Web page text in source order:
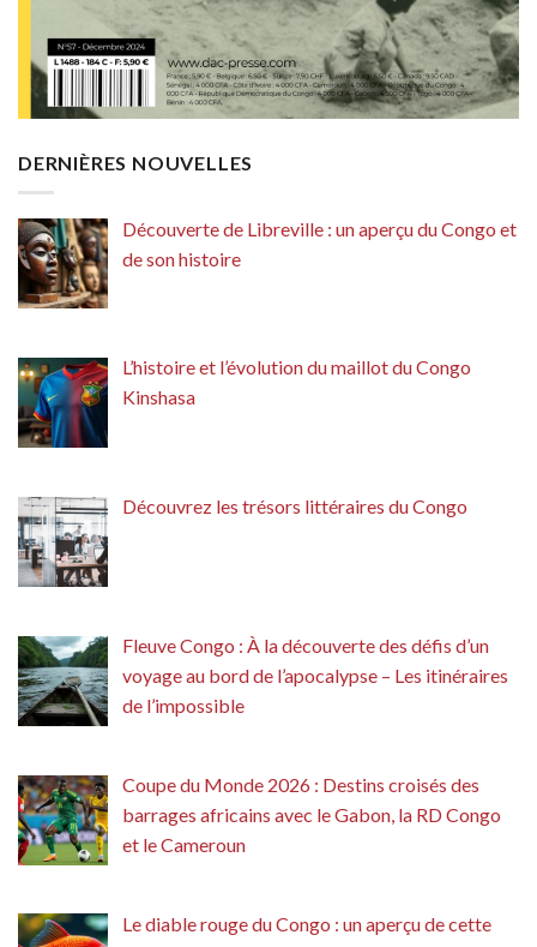
DERNIÈRES NOUVELLES
Découverte de Libreville : un aperçu du Congo et
de son histoire
L’histoire et l’évolution du maillot du Congo
Kinshasa
Découvrez les trésors littéraires du Congo
Fleuve Congo : À la découverte des défis d’un
voyage au bord de l’apocalypse – Les itinéraires
de l’impossible
Coupe du Monde 2026 : Destins croisés des
barrages africains avec le Gabon, la RD Congo
et le Cameroun
Le diable rouge du Congo : un aperçu de cette